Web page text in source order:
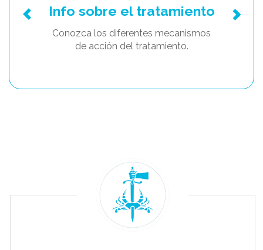
Info sobre el tratamiento
Conozca los diferentes mecanismos
de acción del tratamiento.